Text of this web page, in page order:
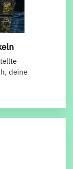
deine